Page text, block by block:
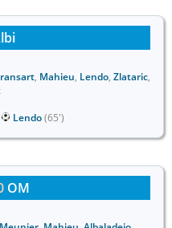
, Mahieu, Lendo, Zlataric,
Lendo(65')
OM